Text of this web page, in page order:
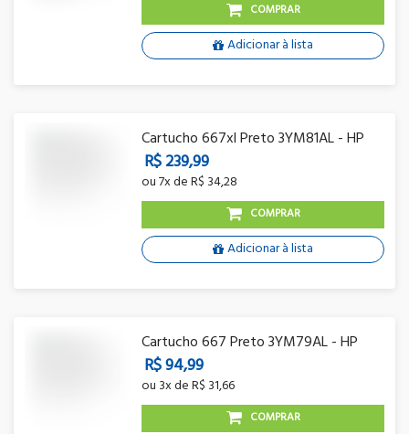
COMPRAR
Adicionar à lista
Cartucho 667xl Preto 3YM81AL - HP
R$ 239,99
ou7xdeR$ 34,28
COMPRAR
Adicionar à lista
Cartucho 667 Preto 3YM79AL - HP
R$ 94,99
ou 3xdeR$ 31,66
COMPRAR